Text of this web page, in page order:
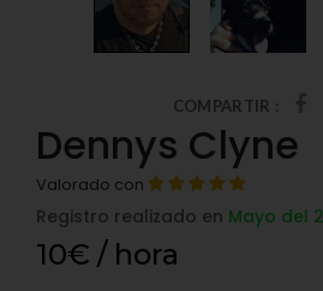
COMPARTIR :
Dennys Clyne
Valorado con
Registro realizado en Mayo del
10€ / hora